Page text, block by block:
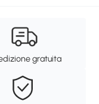
gratuita